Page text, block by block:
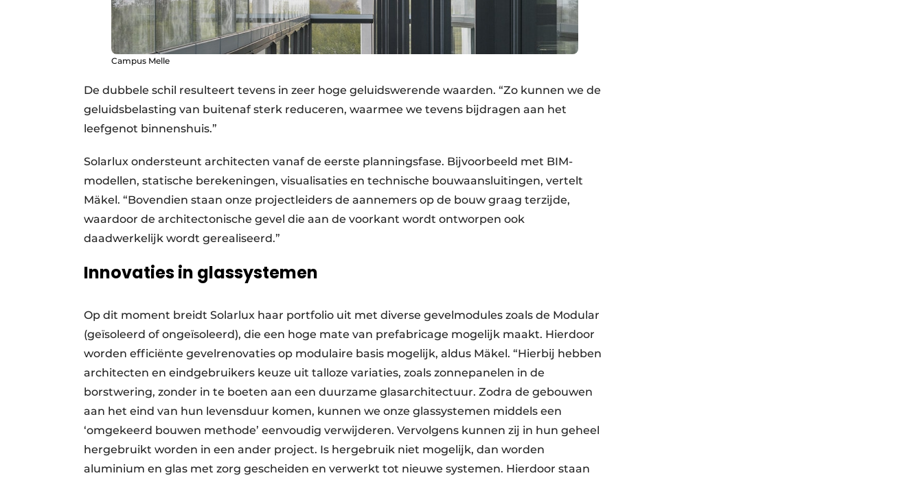
Campus Melle
De dubbele schil resulteert tevens in zeer hoge geluidswerende waarden. “Zo kunnen we de
geluidsbelasting van buitenaf sterk reduceren, waarmee we tevens bijdragen aan het
leefgenot binnenshuis.”
Solarlux ondersteunt architecten vanaf de eerste planningsfase. Bijvoorbeeld met BIM-
modellen, statische berekeningen, visualisaties en technische bouwaansluitingen, vertelt
Mäkel. “Bovendien staan onze projectleiders de aannemers op de bouw graag terzijde,
waardoor de architectonische gevel die aan de voorkant wordt ontworpen ook
daadwerkelijk wordt gerealiseerd.”
Innovaties in glassystemen
Op dit moment breidt Solarlux haar portfolio uit met diverse gevelmodules zoals de Modular
(geïsoleerd of ongeïsoleerd), die een hoge mate van prefabricage mogelijk maakt. Hierdoor
worden efficiënte gevelrenovaties op modulaire basis mogelijk, aldus Mäkel. “Hierbij hebben
architecten en eindgebruikers keuze uit talloze variaties, zoals zonnepanelen in de
borstwering, zonder in te boeten aan een duurzame glasarchitectuur. Zodra de gebouwen
aan het eind van hun levensduur komen, kunnen we onze glassystemen middels een
‘omgekeerd bouwen methode’ eenvoudig verwijderen. Vervolgens kunnen zij in hun geheel
hergebruikt worden in een ander project. Is hergebruik niet mogelijk, dan worden
aluminium en glas met zorg gescheiden en verwerkt tot nieuwe systemen. Hierdoor staan